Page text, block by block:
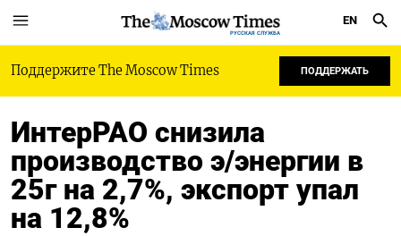
РУССКАЯ СЛУЖБА
EN
Поддержите The Moscow Times ПОДДЕРЖАТЬ
ИнтерРАО снизила
производство э/энергии в
25г на 2,7%, экспорт упал
на 12,8%